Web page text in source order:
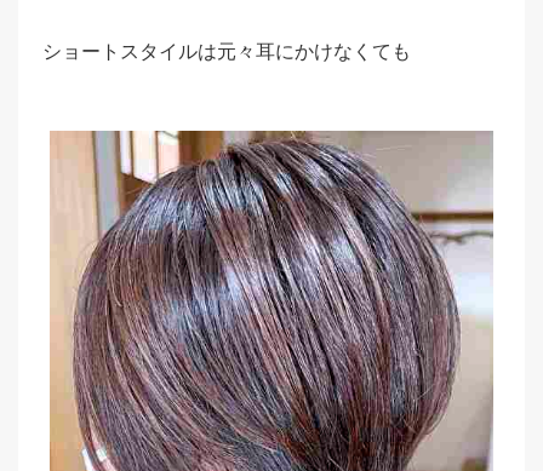
ショートスタイルは元々耳にかけなくても